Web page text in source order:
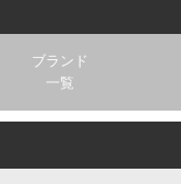
ブランド
一覧